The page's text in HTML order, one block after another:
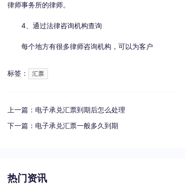
律师事务所的律师。
4、通过法律咨询机构查询
每个地方有很多律师咨询机构，可以为客户
标签： 汇票
上一篇： 电子承兑汇票到期后怎么处理
下一篇： 电子承兑汇票一般多久到期
热门资讯